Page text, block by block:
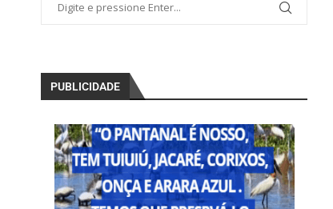
PUBLICIDADE